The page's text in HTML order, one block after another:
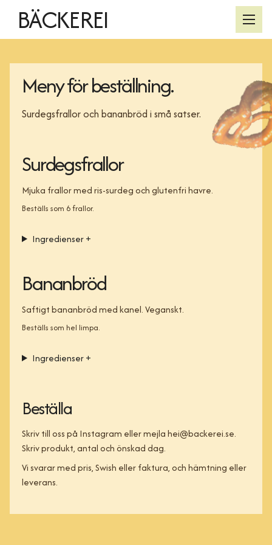
BÄCKEREI
Hem /
Meny + beställ /
Kontakt
Meny för beställning.
Surdegsfrallor och bananbröd i små satser.
Surdegsfrallor
Mjuka frallor med ris-surdeg och glutenfri havre.
Beställs som 6 frallor.
Ingredienser+
Bananbröd
Saftigt bananbröd med kanel. Veganskt.
Beställs som hel limpa.
Ingredienser+
Beställa
Skriv till oss på Instagram eller mejlahei@backerei.se.
Skriv produkt, antal och önskad dag.
Vi svarar med pris, Swish eller faktura, och hämtning eller
leverans.